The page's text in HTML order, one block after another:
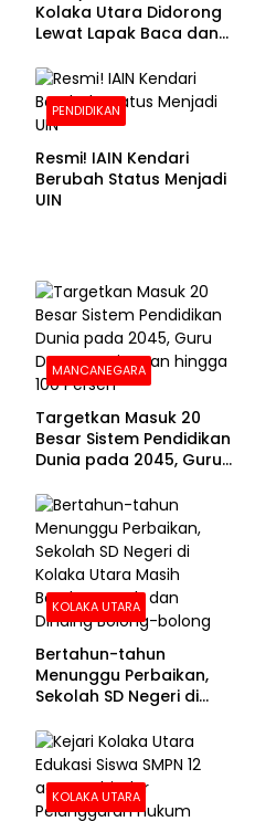
Kolaka Utara Didorong
Lewat Lapak Baca dan
PENDIDIKAN
Resmi! IAIN Kendari
Berubah Status Menjadi
UIN
MANCANEGARA
Targetkan Masuk 20
Besar Sistem Pendidikan
Dunia pada 2045, Guru
100 Persen
KOLAKA UTARA
Bertahun-tahun
Menunggu Perbaikan,
Sekolah SD Negeri di
Beralas Tanah dan
Dinding Bolong-bolong
KOLAKA UTARA